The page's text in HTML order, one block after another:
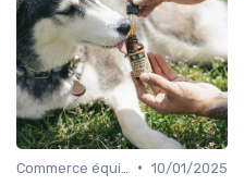
• 10/01/2025